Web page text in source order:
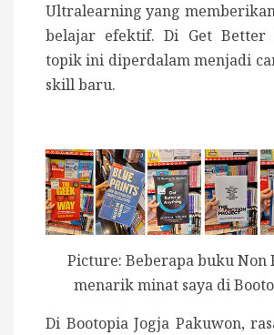
Ultralearning yang
belajar efektif. Di Get Better
topik ini diperdalam menjadi
skill baru.
Picture: Beberapa buku Non
menarik minat saya di
Di Bootopia Jogja Pakuwon,